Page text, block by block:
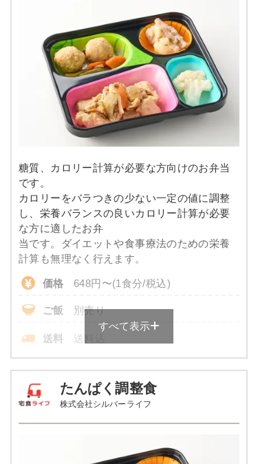
彩りごまサラダ
栄養素
※メニューの補足
メニュー例をもっと見る
※ その他備考
メニューは日替わりです（メニューは一例です）
タンパク質 12.1g
脂質 4.6g
糖質 53.8g
リン 137.6mg
カリウム 271.1mg
コレステロール -
※ 一例です。メニューにより前後します
彩り旬菜プラスのメニュー例
白滝と蒲鉾の煮物
栄養素
-
※メニューの補足
-
糖質、カロリー計算が必要な方向けのお弁当
です。
カロリーをバラつきの少ない一定の値に調整
し、栄養バランスの良いカロリー計算が必要
な方に適したお弁
当です。ダイエットや食事療法のための栄養
計算も無理なく行えます。
価格 648円〜(1食分/税込)
ご飯 別売り
送料 送料込
各店舗によって価格は異なります。
糖質カロリー調整食の栄養素例
すべて表示
たんぱく調整食
株式会社シルバーライフ